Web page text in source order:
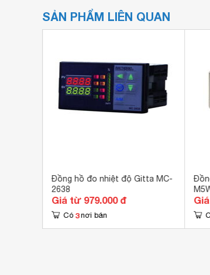
SẢN PHẨM LIÊN QUAN
Đồng hồ đo nhiệt độ Gitta MC-
2638
Giá từ 979.000 đ
Có 3 nơi bán